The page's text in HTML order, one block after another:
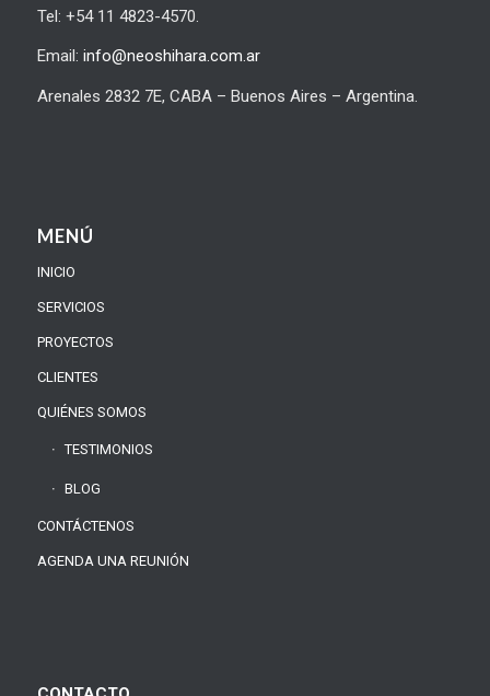
Tel: +54 11 4823-4570.
Email: info@neoshihara.com.ar
Arenales 2832 7E, CABA – Buenos Aires – Argentina.
MENÚ
INICIO
SERVICIOS
PROYECTOS
CLIENTES
QUIÉNES SOMOS
TESTIMONIOS
BLOG
CONTÁCTENOS
AGENDA UNA REUNIÓN